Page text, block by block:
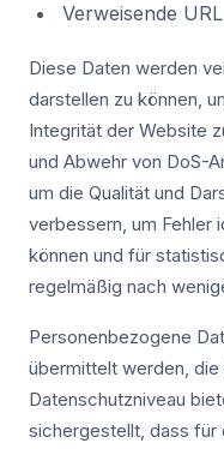
Verweisende URL
Diese Daten werden
darstellen zu können,
Integrität der Website
und Abwehr von DoS-
um die Qualität und
verbessern, um Fehler
können und für
regelmäßig nach
Personenbezogene
übermittelt werden,
Datenschutzniveau
sichergestellt, dass für